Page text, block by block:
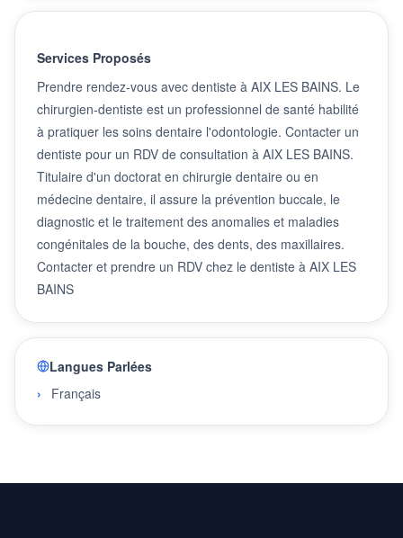
Services Proposés
Prendre rendez-vous avec dentiste à AIX LES BAINS. Le
chirurgien-dentiste est un professionnel de santé habilité
à pratiquer les soins dentaire l'odontologie. Contacter un
dentiste pour un RDV de consultation à AIX LES BAINS.
Titulaire d'un doctorat en chirurgie dentaire ou en
médecine dentaire, il assure la prévention buccale, le
diagnostic et le traitement des anomalies et maladies
congénitales de la bouche, des dents, des maxillaires.
Contacter et prendre un RDV chez le dentiste à AIX LES
BAINS
Langues Parlées
Français